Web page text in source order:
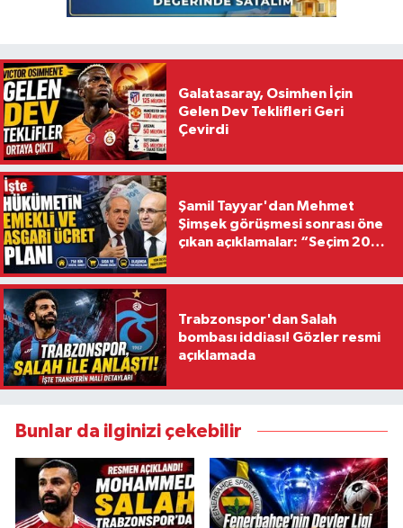
Galatasaray, Osimhen İçin
Gelen Dev Teklifleri Geri
Çevirdi
Şamil Tayyar'dan Mehmet
Şimşek görüşmesi sonrası öne
çıkan açıklamalar: “Seçim 2028
Trabzonspor'dan Salah
bombası iddiası! Gözler resmi
açıklamada
Bunlar da ilginizi çekebilir